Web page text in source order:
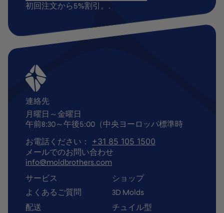
初回注文から5%割引。.
サービス
よくあるご質問
配送
ショップ
3D Molds
チュイル型
連絡先
月曜日～金曜日
午前8:30～午後5:00（中央ヨーロッパ標準時
お電話ください： +31 85 105 1500
メールでのお問い合わせ
info@moldbrothers.com